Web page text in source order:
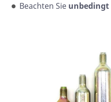
Beachten Sie unbedingt